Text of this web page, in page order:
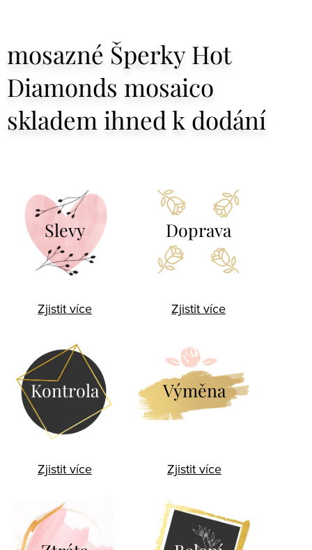
mosazné Šperky Hot
Diamonds mosaico
skladem ihned k dodání
Slevy
Zjistit více
Doprava
Zjistit více
Kontrola
Zjistit více
Výměna
Zjistit více